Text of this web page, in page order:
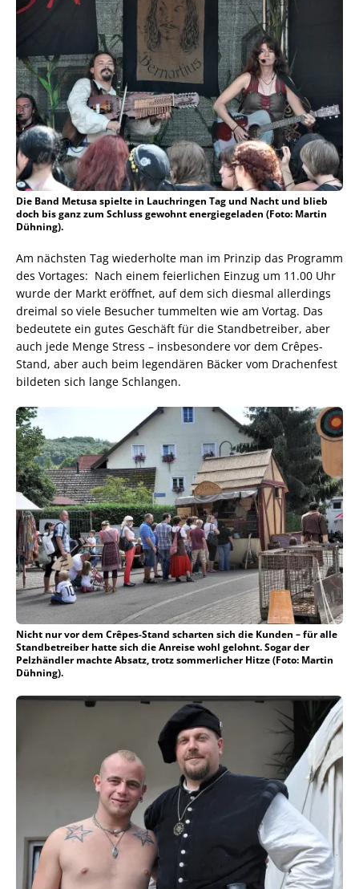
Die Band Metusa spielte in Lauchringen Tag und Nacht und blieb
doch bis ganz zum Schluss gewohnt energiegeladen (Foto: Martin
Dühning).
Am nächsten Tag wiederholte man im Prinzip das Programm
des Vortages: Nach einem feierlichen Einzug um 11.00 Uhr
wurde der Markt eröffnet, auf dem sich diesmal allerdings
dreimal so viele Besucher tummelten wie am Vortag. Das
bedeutete ein gutes Geschäft für die Standbetreiber, aber
auch jede Menge Stress – insbesondere vor dem Crêpes-
Stand, aber auch beim legendären Bäcker vom Drachenfest
bildeten sich lange Schlangen.
Nicht nur vor dem Crêpes-Stand scharten sich die Kunden – für alle
Standbetreiber hatte sich die Anreise wohl gelohnt. Sogar der
Pelzhändler machte Absatz, trotz sommerlicher Hitze (Foto: Martin
Dühning).